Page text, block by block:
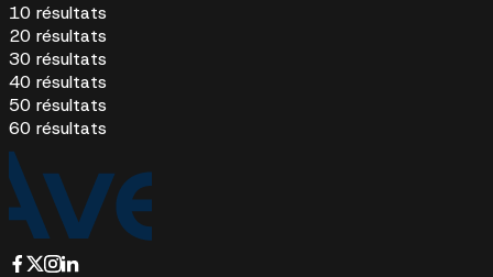
10 résultats
20 résultats
30 résultats
40 résultats
50 résultats
60 résultats